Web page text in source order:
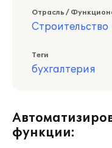
Отрасль /
Строительство
Теги
бухгалтерия
функции: